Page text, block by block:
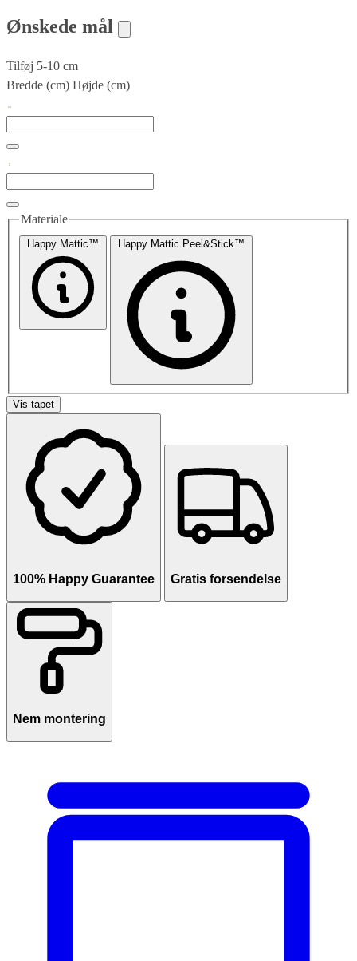
Ønskede mål
Tilføj 5-10 cm
Bredde (cm) Højde (cm)
Materiale
Happy Mattic™ Happy Mattic Peel&Stick™
Vis tapet
100% Happy Guarantee Gratis forsendelse
Nem montering